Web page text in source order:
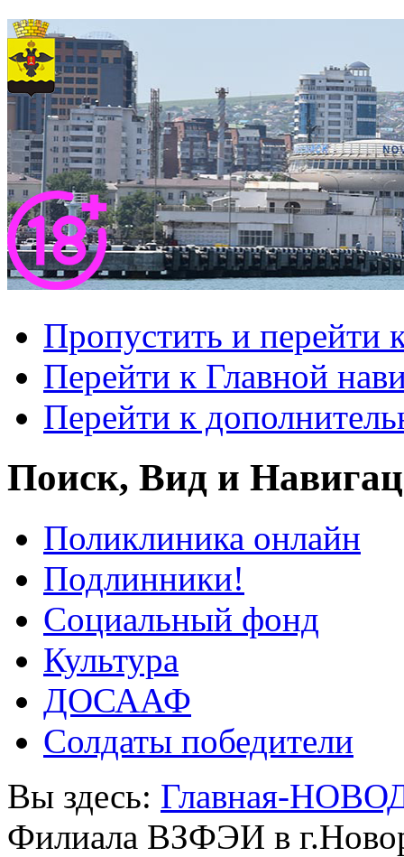
Пропустить и перейти
Перейти к Главной
Перейти к
Поиск, Вид и
Поликлиника онлайн
Подлинники!
Социальный фонд
Культура
ДОСААФ
Солдаты победители
Вы здесь: Главная-
Филиала ВЗФЭИ в